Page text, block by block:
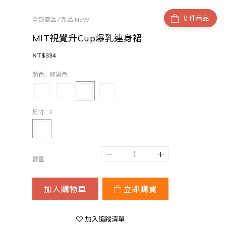
件商品
全部商品 /新品 NEW
MIT視覺升Cup爆乳連身裙
NT$334
顏色 : 條黑色
尺寸 : F
數量
加入購物車 立即購買
加入追蹤清單